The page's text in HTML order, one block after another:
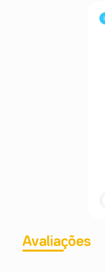
Avaliações